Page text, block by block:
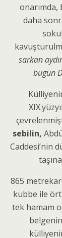
onarımda,
daha
sarkan
bugün
sebilin,
Caddesi’nin
865
kubbe ile
tek hamam
belgenin